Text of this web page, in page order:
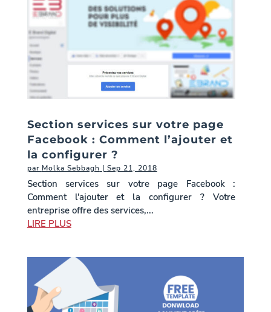
Section services sur votre page
Facebook : Comment l’ajouter et
la configurer ?
par Molka Sebbagh | Sep 21, 2018
Section services sur votre page Facebook :
Comment l'ajouter et la configurer ? Votre
entreprise offre des services,...
LIRE PLUS